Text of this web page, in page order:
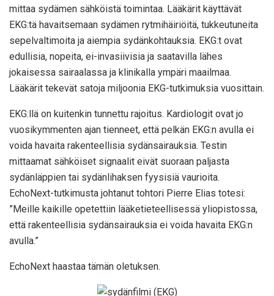
mittaa sydämen sähköistä toimintaa. Lääkärit käyttävät
EKG:tä havaitsemaan sydämen rytmihäiriöitä, tukkeutuneita
sepelvaltimoita ja aiempia sydänkohtauksia. EKG:t ovat
edullisia, nopeita, ei-invasiivisia ja saatavilla lähes
jokaisessa sairaalassa ja klinikalla ympäri maailmaa.
Lääkärit tekevät satoja miljoonia EKG-tutkimuksia vuosittain.
EKG:llä on kuitenkin tunnettu rajoitus. Kardiologit ovat jo
vuosikymmenten ajan tienneet, että pelkän EKG:n avulla ei
voida havaita rakenteellisia sydänsairauksia. Testin
mittaamat sähköiset signaalit eivät suoraan paljasta
sydänläppien tai sydänlihaksen fyysisiä vaurioita.
EchoNext-tutkimusta johtanut tohtori Pierre Elias totesi:
”Meille kaikille opetettiin lääketieteellisessä yliopistossa,
että rakenteellisia sydänsairauksia ei voida havaita EKG:n
avulla.”
EchoNext haastaa tämän oletuksen.